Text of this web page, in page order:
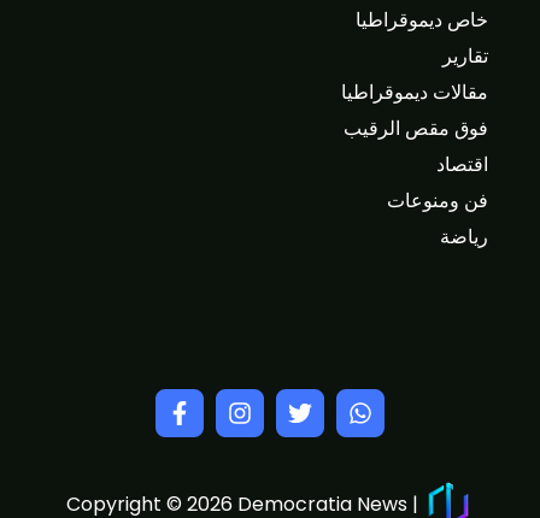
خاص ديموقراطيا
تقارير
مقالات ديموقراطيا
فوق مقص الرقيب
اقتصاد
فن ومنوعات
رياضة